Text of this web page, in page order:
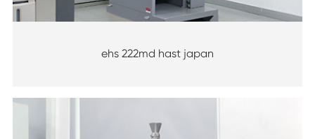
ehs 222md hast japan